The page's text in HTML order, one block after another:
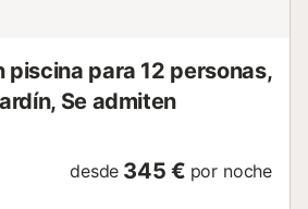
piscina para 12 personas,
Se admiten
desde 345 € por noche